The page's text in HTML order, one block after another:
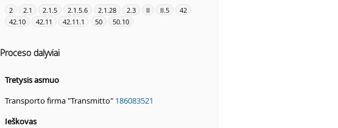
2 2.1 2.1.5 2.1.5.6 2.1.28 2.3 II II.5
42
42.10
42.11 42.11.1 50 50.10
Proceso dalyviai
Tretysis asmuo
Transporto firma "Transmitto" 186083521
Ieškovas